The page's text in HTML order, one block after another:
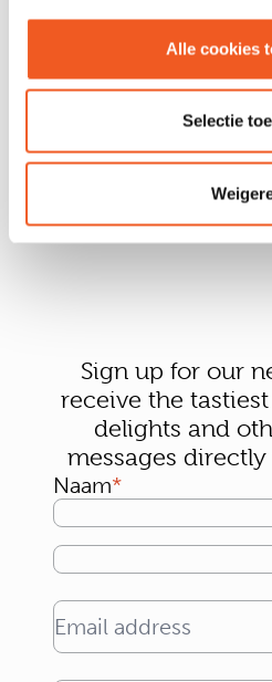
Alle cookies
Selectie
06
Sign up for our
receive the
delights and
messages
Naam
Email address